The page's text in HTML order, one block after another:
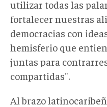
utilizar todas las
fortalecer nuestras
democracias con
hemisferio que
juntas para
compartidas".
Al brazo